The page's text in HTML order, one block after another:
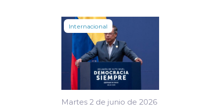
Internacional
Martes 2 de junio de 2026